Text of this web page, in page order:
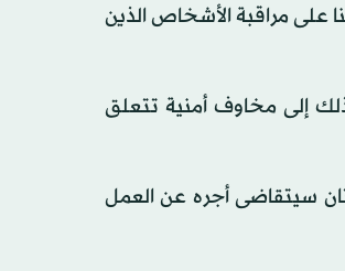
على مراقبة الأشخاص الذين
إلى مخاوف أمنية تتعلق
سيتقاضى أجره عن العمل